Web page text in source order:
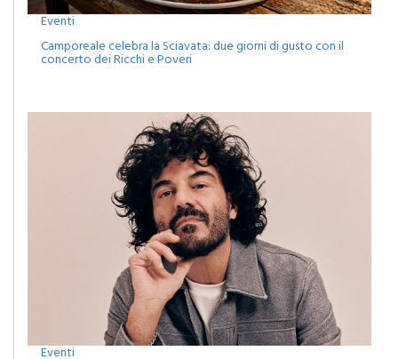
Eventi
Camporeale celebra la Sciavata: due giorni di gusto con il